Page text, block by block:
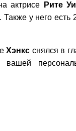
актрисе Рите
. Также у него есть
Хэнкс снялся в